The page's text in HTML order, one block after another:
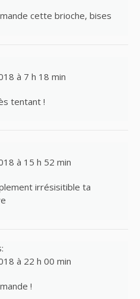
cette brioche, bises
à 7 h 18 min
tentant !
à 15 h 52 min
irrésisitible ta
à 22 h 00 min
!